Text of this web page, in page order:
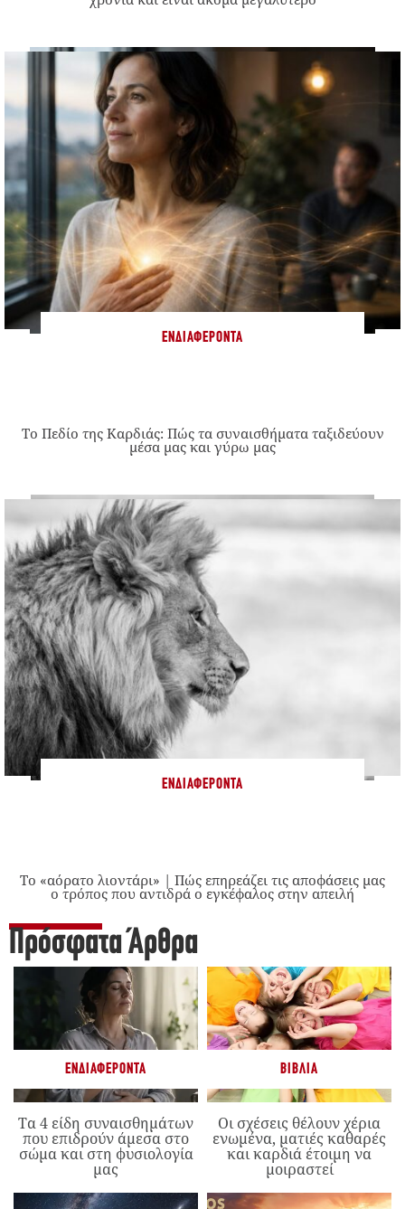
ΕΝΔΙΑΦΈΡΟΝΤΑ
Το Πεδίο της Καρδιάς: Πώς τα συναισθήματα ταξιδεύουν
μέσα μας και γύρω μας
ΕΝΔΙΑΦΈΡΟΝΤΑ
Το «αόρατο λιοντάρι» | Πώς επηρεάζει τις αποφάσεις μας
ο τρόπος που αντιδρά ο εγκέφαλος στην απειλή
Πρόσφατα Άρθρα
ΕΝΔΙΑΦΈΡΟΝΤΑ
Τα 4 είδη συναισθημάτων
που επιδρούν άμεσα στο
σώμα και στη φυσιολογία
μας
ΒΙΒΛΊΑ
Οι σχέσεις θέλουν χέρια
ενωμένα, ματιές καθαρές
και καρδιά έτοιμη να
μοιραστεί